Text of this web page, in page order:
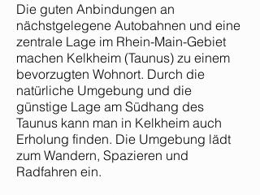
Die guten Anbindungen an
nächstgelegene Autobahnen und eine
zentrale Lage im Rhein-Main-Gebiet
machen Kelkheim (Taunus) zu einem
bevorzugten Wohnort. Durch die
natürliche Umgebung und die
günstige Lage am Südhang des
Taunus kann man in Kelkheim auch
Erholung finden. Die Umgebung lädt
zum Wandern, Spazieren und
Radfahren ein.